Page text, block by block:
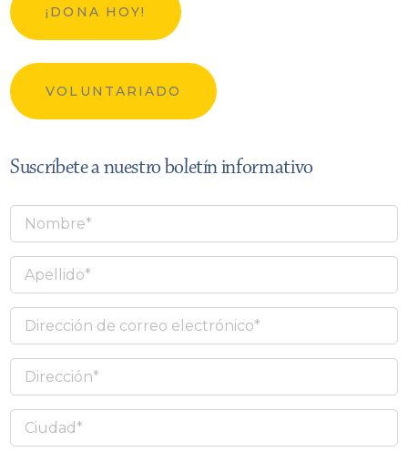
¡DONA HOY!
VOLUNTARIADO
Suscríbete a nuestro boletín informativo